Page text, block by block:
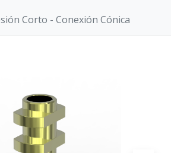
Corto - Conexión Cónica
online se encuentra cerrada de
forma definitiva.